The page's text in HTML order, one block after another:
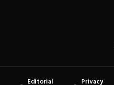
Editorial Privacy